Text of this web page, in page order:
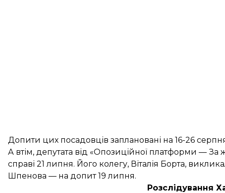
Допити цих посадовців заплановані на 16-26
А втім, депутата від «Опозиційної платформи — За
справі 21 липня. Його колегу, Віталія Борта,
Шпенова — на допит 19 липня.
Розслідування